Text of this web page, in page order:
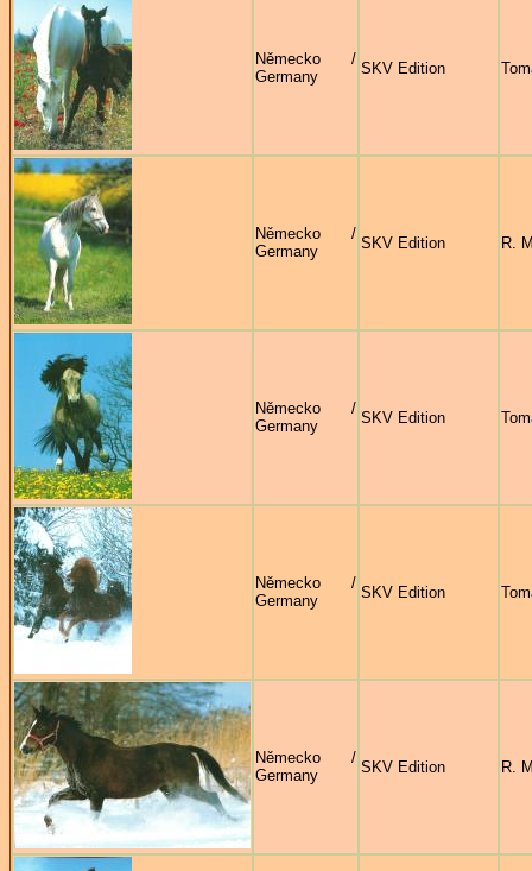
Německo /
Germany
SKV Edition
Německo /
Germany
SKV Edition R.
Německo /
Germany
SKV Edition
Německo /
Germany
SKV Edition
Německo /
Germany
SKV Edition R.